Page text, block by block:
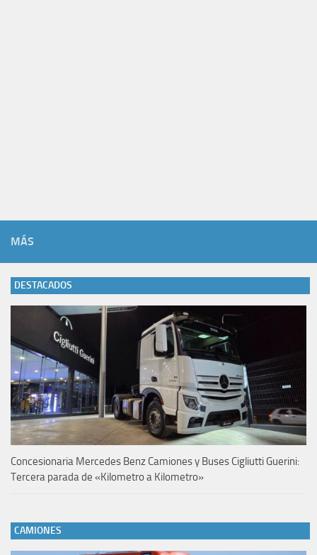
MÁS
DESTACADOS
Concesionaria Mercedes Benz Camiones y Buses Cigliutti Guerini:
Tercera parada de «Kilometro a Kilometro»
CAMIONES